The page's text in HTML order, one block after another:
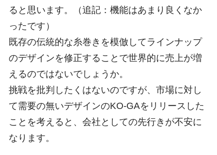
ると思います。（追記：機能はあまり良くなか
ったです）
既存の伝統的な糸巻きを模倣してラインナップ
のデザインを修正することで世界的に売上が増
えるのではないでしょうか。
挑戦を批判したくはないのですが、市場に対し
て需要の無いデザインのKO-GAをリリースした
ことを考えると、会社としての先行きが不安に
なります。